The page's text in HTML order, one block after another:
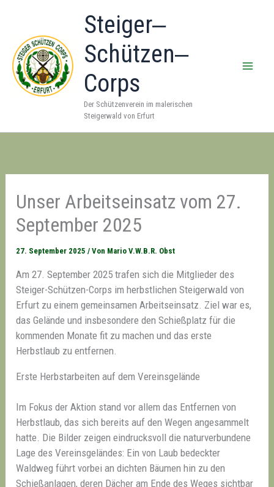
springen
Steiger‒
Schützen‒
Corps
Der Schützenverein im malerischen
Steigerwald von Erfurt
Unser Arbeitseinsatz vom 27.
September 2025
27. September 2025/ Von Mario V.W.B.R. Obst
Am 27. September 2025 trafen sich die Mitglieder des
Steiger-Schützen-Corps im herbstlichen Steigerwald von
Erfurt zu einem gemeinsamen Arbeitseinsatz. Ziel war es,
das Gelände und insbesondere den Schießplatz für die
kommenden Monate fit zu machen und das erste
Herbstlaub zu entfernen.
Erste Herbstarbeiten auf dem Vereinsgelände
Im Fokus der Aktion stand vor allem das Entfernen von
Herbstlaub, das sich bereits auf den Wegen angesammelt
hatte. Die Bilder zeigen eindrucksvoll die naturverbundene
Lage des Vereinsgeländes: Ein von Laub bedeckter
Waldweg führt vorbei an dichten Bäumen hin zu den
Schießanlagen, deren Dächer am Ende des Weges sichtbar